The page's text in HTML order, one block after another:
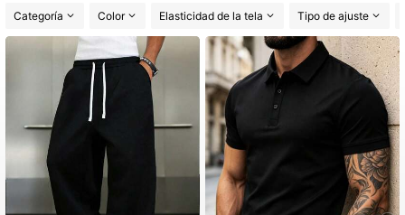
Categoría
Color Elasticidad de la tela Tipo de ajuste